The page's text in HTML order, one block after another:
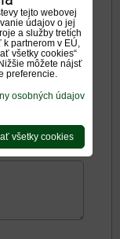
tejto webovej
údajov o jej
a služby tretích
partnerom v EÚ,
všetky cookies“
môžete nájsť
preferencie.
osobných údajov
všetky cookies